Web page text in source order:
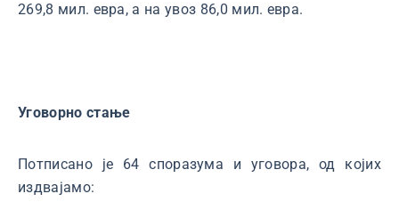
269,8 мил. евра, а на увоз 86,0 мил. евра.
Уговорно стање
Потписано је 64 споразума и уговора, од којих
издвајамо: